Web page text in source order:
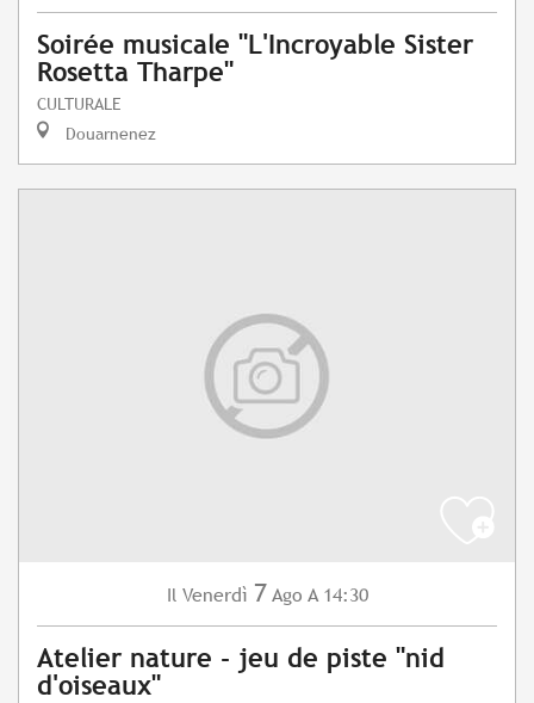
Soirée musicale "L'Incroyable Sister
Rosetta Tharpe"
CULTURALE
Douarnenez
Il Venerdì 7 Ago A 14:30
Atelier nature - jeu de piste "nid
d'oiseaux"